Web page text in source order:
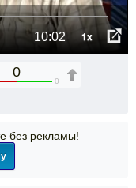
10:02 1x
0
0
без рекламы!